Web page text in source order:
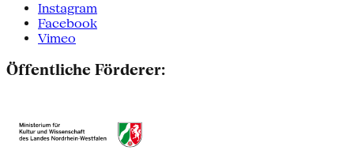
Instagram
Facebook
Vimeo
Öffentliche Förderer: